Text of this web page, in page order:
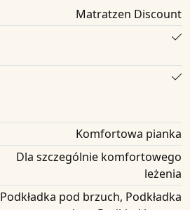
Matratzen Discount
Komfortowa pianka
Dla szczególnie komfortowego
leżenia
Podkładka pod brzuch, Podkładka